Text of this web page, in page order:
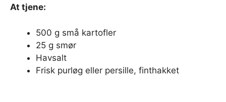
At tjene:
500 g små kartofler
25 g smør
Havsalt
Frisk purløg eller persille, finthakket